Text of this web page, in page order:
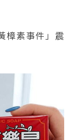
樟素事件」震